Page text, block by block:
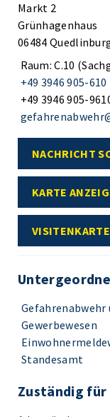
Markt 2
Grünhagenhaus
06484
Raum: C.10
+49 3946 905-610
+49 3946 905-
NACHRICHT
KARTE
Gefahrenabwehr
Gewerbewesen
Standesamt
Zuständig